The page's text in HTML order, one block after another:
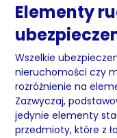
Elementy
Wszelkie
nieruchomości czy
rozróżnienie na
Zazwyczaj,
jedynie elementy
przedmioty, które z